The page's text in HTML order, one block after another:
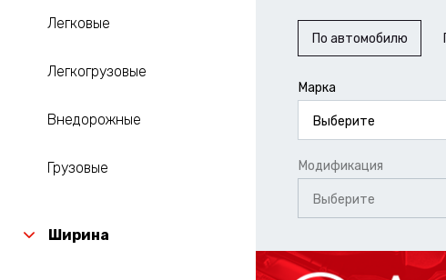
Легковые
Легкогрузовые
Внедорожные
Грузовые
Ширина
По автомобилю
Марка
Выберите
Модификация
Выберите